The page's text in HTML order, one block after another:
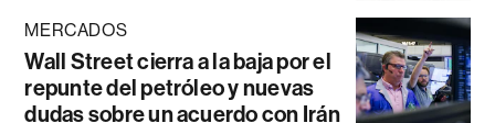
MERCADOS
Wall Street cierra a la baja por el
repunte del petróleo y nuevas
dudas sobre un acuerdo con Irán